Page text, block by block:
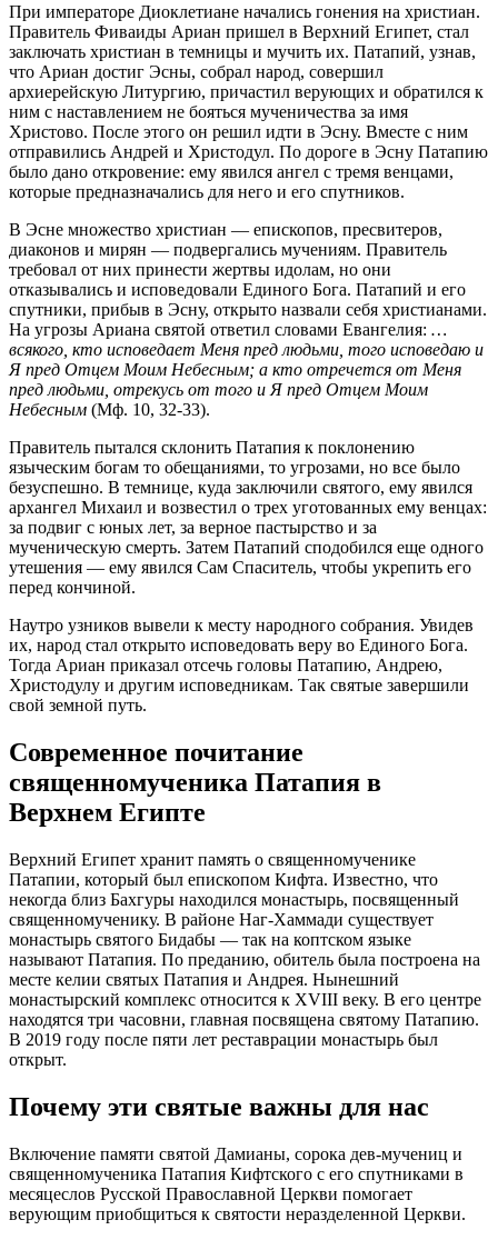
При императоре Диоклетиане начались гонения на христиан.
Правитель Фиваиды Ариан пришел в Верхний Египет, стал
заключать христиан в темницы и мучить их. Патапий, узнав,
что Ариан достиг Эсны, собрал народ, совершил
архиерейскую Литургию, причастил верующих и обратился к
ним с наставлением не бояться мученичества за имя
Христово. После этого он решил идти в Эсну. Вместе с ним
отправились Андрей и Христодул. По дороге в Эсну Патапию
было дано откровение: ему явился ангел с тремя венцами,
которые предназначались для него и его спутников.
В Эсне множество христиан — епископов, пресвитеров,
диаконов и мирян — подвергались мучениям. Правитель
требовал от них принести жертвы идолам, но они
отказывались и исповедовали Единого Бога. Патапий и его
спутники, прибыв в Эсну, открыто назвали себя христианами.
На угрозы Ариана святой ответил словами Евангелия: …
всякого, кто исповедает Меня пред людьми, того исповедаю и
Я пред Отцем Моим Небесным; а кто отречется от Меня
пред людьми, отрекусь от того и Я пред Отцем Моим
Небесным (Мф. 10, 32-33).
Правитель пытался склонить Патапия к поклонению
языческим богам то обещаниями, то угрозами, но все было
безуспешно. В темнице, куда заключили святого, ему явился
архангел Михаил и возвестил о трех уготованных ему венцах:
за подвиг с юных лет, за верное пастырство и за
мученическую смерть. Затем Патапий сподобился еще одного
утешения — ему явился Сам Спаситель, чтобы укрепить его
перед кончиной.
Наутро узников вывели к месту народного собрания. Увидев
их, народ стал открыто исповедовать веру во Единого Бога.
Тогда Ариан приказал отсечь головы Патапию, Андрею,
Христодулу и другим исповедникам. Так святые завершили
свой земной путь.
Современное почитание
священномученика Патапия в
Верхнем Египте
Верхний Египет хранит память о священномученике
Патапии, который был епископом Кифта. Известно, что
некогда близ Бахгуры находился монастырь, посвященный
священномученику. В районе Наг-Хаммади существует
монастырь святого Бидабы — так на коптском языке
называют Патапия. По преданию, обитель была построена на
месте келии святых Патапия и Андрея. Нынешний
монастырский комплекс относится к XVIII веку. В его центре
находятся три часовни, главная посвящена святому Патапию.
В 2019 году после пяти лет реставрации монастырь был
открыт.
Почему эти святые важны для нас
Включение памяти святой Дамианы, сорока дев-мучениц и
священномученика Патапия Кифтского с его спутниками в
месяцеслов Русской Православной Церкви помогает
верующим приобщиться к святости неразделенной Церкви.